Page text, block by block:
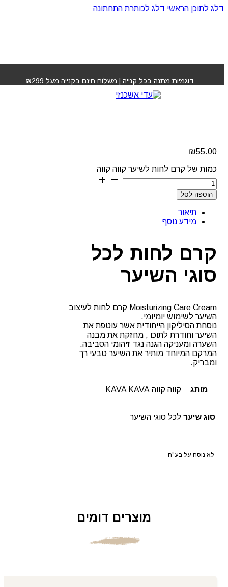
דלג לתוכן הראשי דלג לכותרת התחתונה
דוגמיות מתנה בכל קנייה | משלוח חינם בקנייה מעל ₪299
קרם לחות לשיער קווה
₪55.00
כמות של קרם לחות לשיער קווה קווה
הוספה לסל
תיאור
מידע נוסף
קרם לחות לכל
סוגי השיער
Moisturizing Care Cream קרם לחות לעיצוב
השיער לשימוש יומיומי.
נוסחת הסיליקון הייחודית אשר עוטפת את
השיער וחודרת לתוכו , מחזקת את מבנה
השערה ומעניקה הגנה נגד זיהומי הסביבה.
המרקם המיוחד מותיר את השיער טבעי רך
ומבריק.
מותג קווה קווה KAVA KAVA
סוג שיער לכל סוגי השיער
לא נוסה על בע"ח
מוצרים דומים